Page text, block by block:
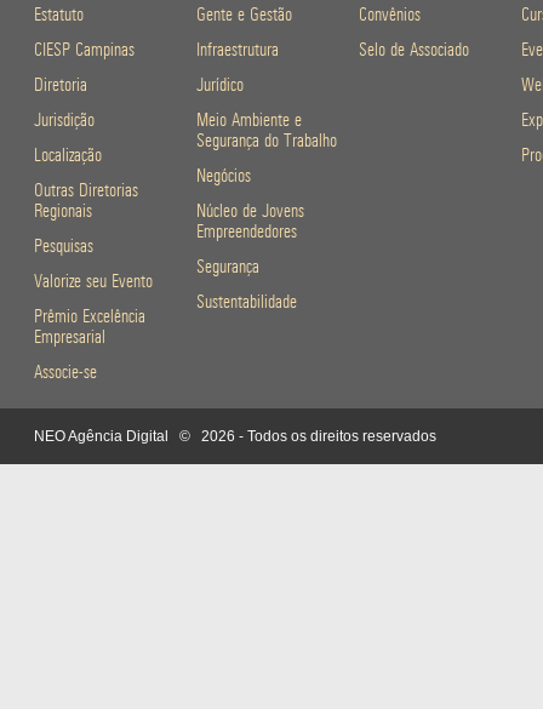
Estatuto
CIESP Campinas
Diretoria
Jurisdição
Localização
Outras Diretorias
Regionais
Pesquisas
Valorize seu Evento
Prêmio Excelência
Empresarial
Associe-se
Gente e Gestão
Infraestrutura
Jurídico
Meio Ambiente e
Segurança do Trabalho
Negócios
Núcleo de Jovens
Empreendedores
Segurança
Sustentabilidade
Convênios
Selo de Associado
NEO Agência Digital © 2026 - Todos os direitos reservados